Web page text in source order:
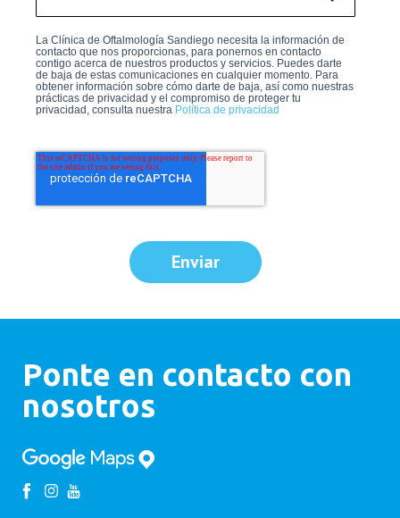
La Clínica de Oftalmología Sandiego necesita la información de
contacto que nos proporcionas, para ponernos en contacto
contigo acerca de nuestros productos y servicios. Puedes darte
de baja de estas comunicaciones en cualquier momento. Para
obtener información sobre cómo darte de baja, así como nuestras
prácticas de privacidad y el compromiso de proteger tu
privacidad, consulta nuestra Política de privacidad
Enviar
Ponte en contacto con
nosotros